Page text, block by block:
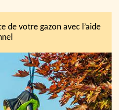
de votre gazon avec l’aide